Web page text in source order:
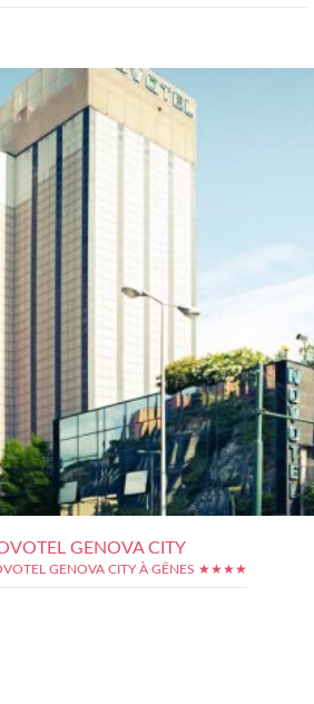
GENOVA CITY
GENOVA CITY À GÊNES ★★★★